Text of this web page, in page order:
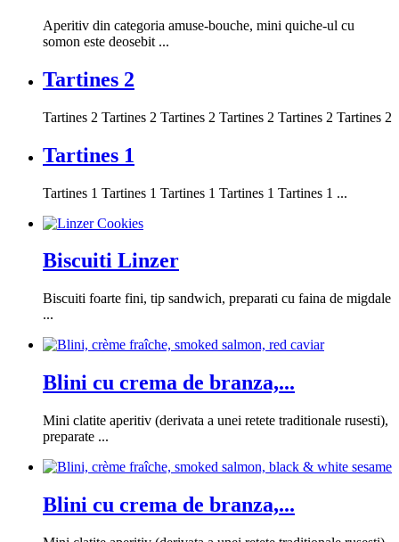
Aperitiv din categoria amuse-bouche, mini quiche-ul cu
somon este deosebit ...
Tartines 2
Tartines 2 Tartines 2 Tartines 2 Tartines 2 Tartines 2 Tartines 2
Tartines 1
Tartines 1 Tartines 1 Tartines 1 Tartines 1 Tartines 1 ...
Biscuiti Linzer
Biscuiti foarte fini, tip sandwich, preparati cu faina de migdale
...
Blini cu crema de branza,...
Mini clatite aperitiv (derivata a unei retete traditionale rusesti),
preparate ...
Blini cu crema de branza,...